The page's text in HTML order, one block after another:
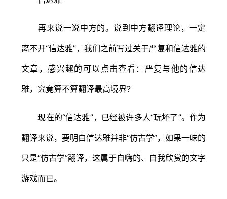
再来说一说中方的。说到中方翻译理论，一定
离不开“信达雅”，我们之前写过关于严复和信达雅的
文章，感兴趣的可以点击查看：严复与他的信达
雅，究竟算不算翻译最高境界?
现在的“信达雅”，已经被许多人“玩坏了”。作为
翻译来说，要明白信达雅并非“仿古学”，如果一味的
只是“仿古学”翻译，这属于自嗨的、自我欣赏的文字
游戏而已。